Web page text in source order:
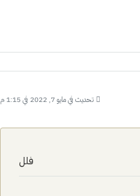
تحديث في مايو 7, 2022 في 1:15 م
فلل